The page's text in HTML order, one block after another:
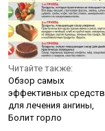
Читайте также:
Обзор самых
эффективных средств
для лечения ангины,
Болит горло